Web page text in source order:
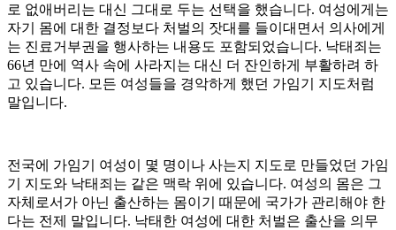
로 없애버리는 대신 그대로 두는 선택을 했습니다. 여성에게는
자기 몸에 대한 결정보다 처벌의 잣대를 들이대면서 의사에게
는 진료거부권을 행사하는 내용도 포함되었습니다. 낙태죄는
66년 만에 역사 속에 사라지는 대신 더 잔인하게 부활하려 하
고 있습니다. 모든 여성들을 경악하게 했던 가임기 지도처럼
말입니다.
전국에 가임기 여성이 몇 명이나 사는지 지도로 만들었던 가임
기 지도와 낙태죄는 같은 맥락 위에 있습니다. 여성의 몸은 그
자체로서가 아닌 출산하는 몸이기 때문에 국가가 관리해야 한
다는 전제 말입니다. 낙태한 여성에 대한 처벌은 출산을 의무